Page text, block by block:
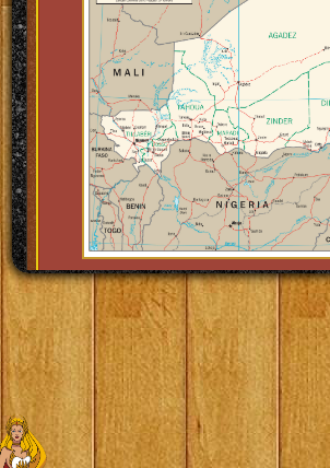
Başkenti: Niamey (Niamey)
Kıta: AFRİKA
Yüzölçümü: 1.267.000 km2
BM üyelik tarihi: 20/09/1960
Para Birimi: Afrika Frangı
Nüfusu: 17.129.077